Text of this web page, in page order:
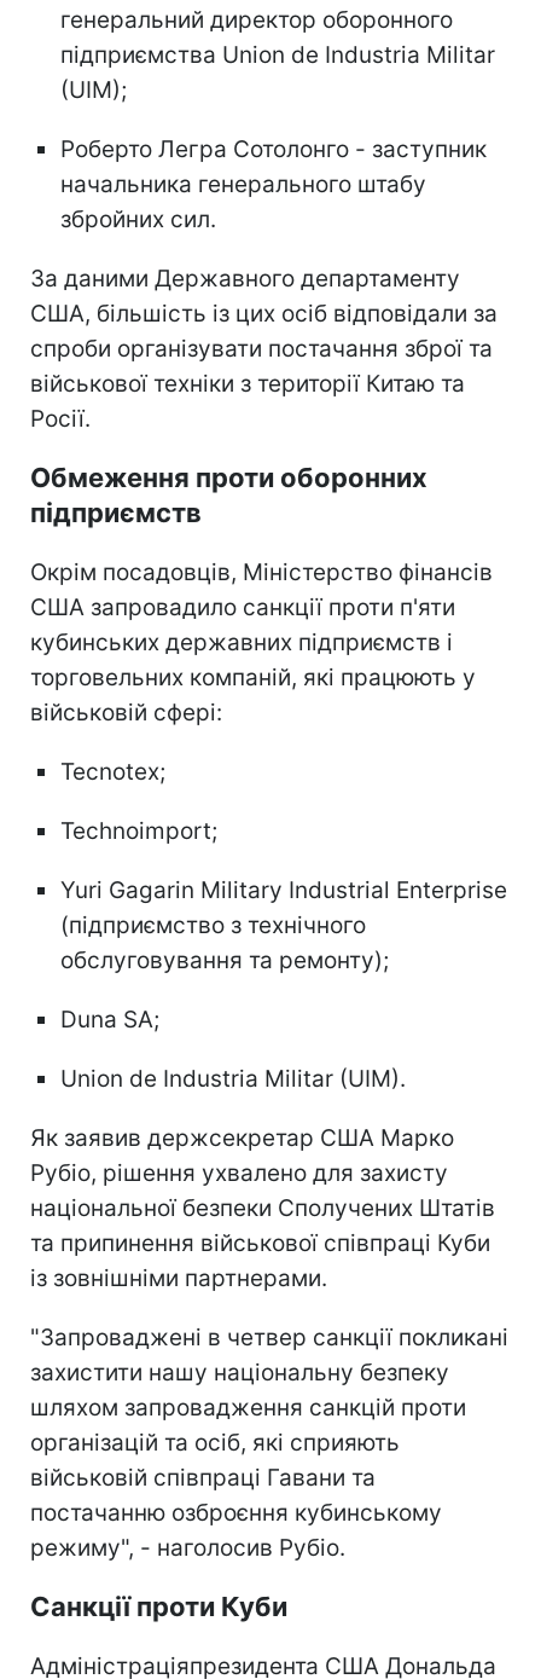
генеральний директор оборонного
підприємства Union de Industria Militar
(UIM);
Роберто Легра Сотолонго - заступник
начальника генерального штабу
збройних сил.
За даними Державного департаменту
США, більшість із цих осіб відповідали за
спроби організувати постачання зброї та
військової техніки з території Китаю та
Росії.
Обмеження проти оборонних
підприємств
Окрім посадовців, Міністерство фінансів
США запровадило санкції проти п'яти
кубинських державних підприємств і
торговельних компаній, які працюють у
військовій сфері:
Tecnotex;
Technoimport;
Yuri Gagarin Military Industrial Enterprise
(підприємство з технічного
обслуговування та ремонту);
Duna SA;
Union de Industria Militar (UIM).
Як заявив держсекретар США Марко
Рубіо, рішення ухвалено для захисту
національної безпеки Сполучених Штатів
та припинення військової співпраці Куби
із зовнішніми партнерами.
"Запроваджені в четвер санкції покликані
захистити нашу національну безпеку
шляхом запровадження санкцій проти
організацій та осіб, які сприяють
військовій співпраці Гавани та
постачанню озброєння кубинському
режиму", - наголосив Рубіо.
Санкції проти Куби
Адміністраціяпрезидента США Дональда